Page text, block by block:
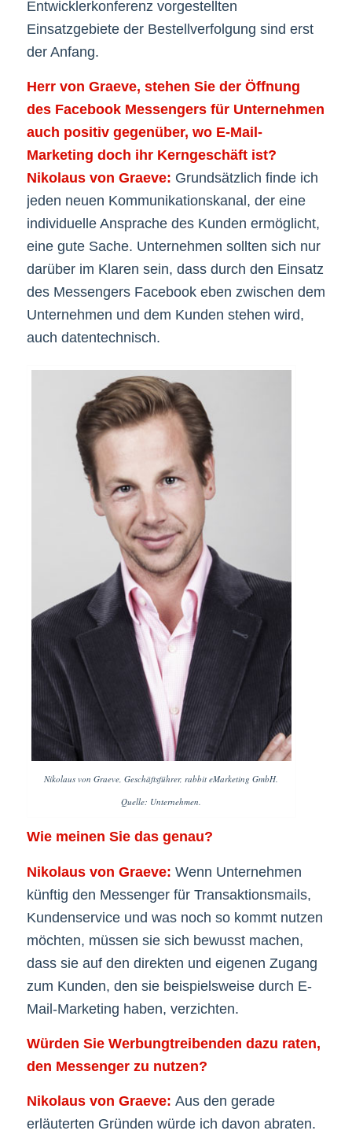
Entwicklerkonferenz vorgestellten
Einsatzgebiete der Bestellverfolgung sind erst
der Anfang.
Herr von Graeve, stehen Sie der Öffnung
des Facebook Messengers für Unternehmen
auch positiv gegenüber, wo E-Mail-
Marketing doch ihr Kerngeschäft ist?
Nikolaus von Graeve: Grundsätzlich finde ich
jeden neuen Kommunikationskanal, der eine
individuelle Ansprache des Kunden ermöglicht,
eine gute Sache. Unternehmen sollten sich nur
darüber im Klaren sein, dass durch den Einsatz
des Messengers Facebook eben zwischen dem
Unternehmen und dem Kunden stehen wird,
auch datentechnisch.
Nikolaus von Graeve, Geschäftsführer, rabbit eMarketing GmbH.
Quelle: Unternehmen.
Wie meinen Sie das genau?
Nikolaus von Graeve: Wenn Unternehmen
künftig den Messenger für Transaktionsmails,
Kundenservice und was noch so kommt nutzen
möchten, müssen sie sich bewusst machen,
dass sie auf den direkten und eigenen Zugang
zum Kunden, den sie beispielsweise durch E-
Mail-Marketing haben, verzichten.
Würden Sie Werbungtreibenden dazu raten,
den Messenger zu nutzen?
Nikolaus von Graeve: Aus den gerade
erläuterten Gründen würde ich davon abraten.